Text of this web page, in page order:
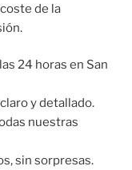
de la
24 horas en San
y detallado.
nuestras
sin sorpresas.